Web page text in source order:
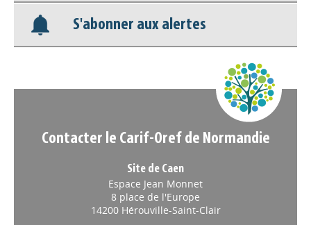
Nos veilles Scoop.it
S'abonner aux alertes
Contacter le Carif-Oref de Normandie
Site de Caen
Espace Jean Monnet
8 place de l'Europe
14200 Hérouville-Saint-Clair